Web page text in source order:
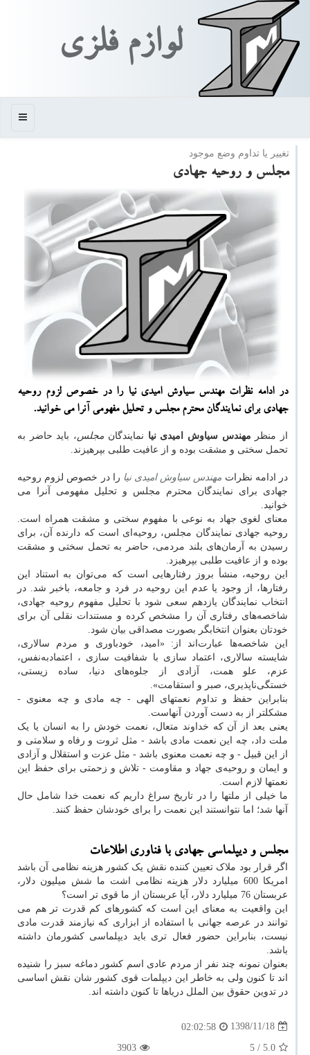
لوازم فلزی
منو
تغییر یا تداوم وضع موجود
مجلس و روحیه جهادی
در ادامه نظرات مهندس سیاوش امیدی نیا را در خصوص لزوم روحیه
جهادی برای نمایندگان محترم مجلس و تحلیل مفهومی آنرا می خوانید.
از منظر مهندس سیاوش امیدی نیا نمایندگان مجلس، باید حاضر به
تحمل سختی و مشقت بوده و از عافیت طلبی بپرهیزند.
در ادامه نظرات مهندس سیاوش امیدی نیا را در خصوص لزوم روحیه
جهادی برای نمایندگان محترم مجلس و تحلیل مفهومی آنرا می
خوانید.
معنای لغوی جهاد به‌ نوعی با مفهوم سختی و مشقت همراه است.
روحیه جهادی نمایندگان مجلس، روحیه‌ای است که دارنده آن، برای
رسیدن به آرمان‌های بلند مردمی، حاضر به تحمل سختی و مشقت
بوده و از عافیت طلبی بپرهیزد.
این روحیه، منشأ بروز رفتارهایی است که می‌توان به استناد این
رفتارها، از وجود یا عدم این روحیه در فرد و جامعه، باخبر شد. در
انتخاب نمایندگان یازدهم سعی شود با تحلیل مفهوم روحیه جهادی،
شاخصه‌های رفتاری آن را مشخص کرده و مستندات نقلی آن برای
خودتان بعنوان انتخابگر بصورت مصداقی بیان شود.
این شاخصه‌ها عبارت‌اند از: «امید، خودباوری و مردم سالاری،
شایسته سالاری، اعتماد سازی با شفافیت سازی ، اعتمادبه‌نفس،
عزم، علو همت، آزادی از جلوه‌های دنیا، ساده زیستی،
خستگی‌ناپذیری، صبر و استقامت».
بنابراین حفظ و تداوم نعمتهای الهی - چه مادی و چه معنوی -
مشکلتر از به ‌دست آوردن آنهاست.
یعنی بعد از آن که خداوند متعال، نعمت خودش را به انسان یا یک
ملت داد، چه این نعمت مادی باشد - مثل ثروت و رفاه و سلامتی و
از این قبیل - و چه نعمت معنوی باشد - مثل عزت و استقلال و آزادی
و ایمان و روحیه‌ی جهاد و مقاومت - تلاش و زحمتی برای حفظ این
نعمتها لازم است.
ما خیلی از ملتها را در تاریخ سراغ داریم که نعمت خدا شامل حال
آنها شد؛ اما نتوانستند این نعمت را برای خودشان حفظ کنند.
مجلس و دیپلماسی جهادی با فناوری اطلاعات
اگر قرار بود ملاک تعیین کننده نقش یک کشور هزینه نظامی آن باشد
امریکا 600 میلیارد دلار هزینه نظامی اشت ما شش میلیون دلار،
عربستان 76 میلیارد دلار، آیا عربستان از ما قوی تر است؟
این واقعیت به معنای این است که کشورهای کم قدرت تر هم می
توانند در عرصه جهانی با استفاده از ابزاری که نیازمند قدرت مادی
نیست، بنابراین حضور فعال تری باید دیپلماسی کشورمان داشته
باشد.
بعنوان نمونه چند نفر از مردم عادی اسم کشور دماغه سبز را شنیده
اند تا کنون ولی به خاطر این دیپلمات قوی کشور شان نقش اساسی
در تدوین حقوق بین الملل دریاها تا کنون داشته اند.
1398/11/18
02:02:58
5.0
/ 5
3903